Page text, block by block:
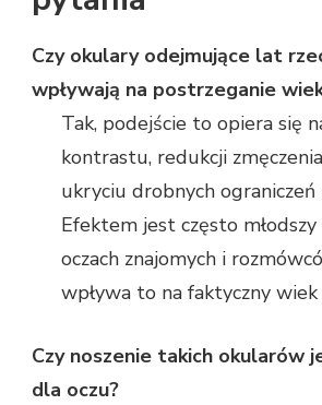
Czy okulary odejmujące lat
wpływają na postrzeganie
Tak, podejście to opiera się
kontrastu, redukcji
ukryciu drobnych ograniczeń
Efektem jest często
oczach znajomych i
wpływa to na faktyczny
Czy noszenie takich okularów
dla oczu?